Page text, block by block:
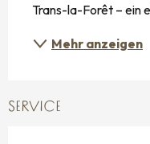
Trans-la-Forêt – ein
Mehr anzeigen
SERVICE